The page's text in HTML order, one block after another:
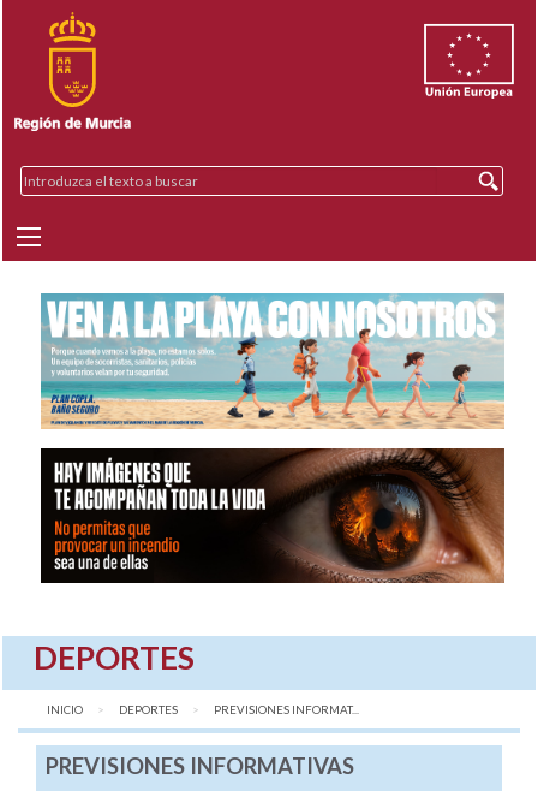
DEPORTES
INICIO DEPORTES AQUÍ:
PREVISIONES INFORMAT...
PREVISIONES INFORMATIVAS